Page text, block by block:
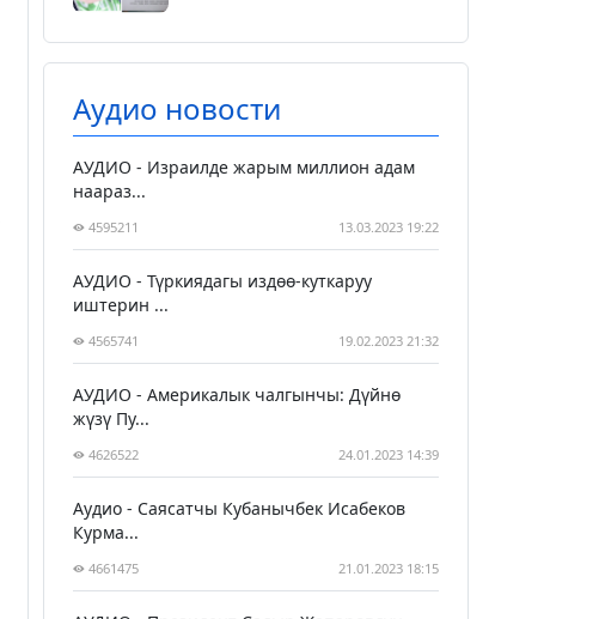
Аудио новости
АУДИО - Израилде жарым миллион адам
наараз...
4595211 13.03.2023 19:22
АУДИО - Түркиядагы издөө-куткаруу
иштерин ...
4565741 19.02.2023 21:32
АУДИО - Америкалык чалгынчы: Дүйнө
жүзү Пу...
4626522 24.01.2023 14:39
Аудио - Саясатчы Кубанычбек Исабеков
Курма...
4661475 21.01.2023 18:15